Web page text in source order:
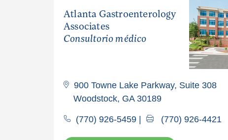
Atlanta Gastroenterology
Associates
Consultorio médico
900 Towne Lake Parkway, Suite 308
Woodstock, GA 30189
(770) 926-5459 (770) 926-4421